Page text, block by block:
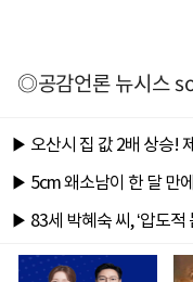
◎공감언론 뉴시스